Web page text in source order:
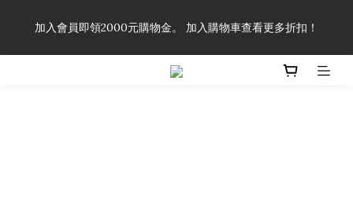
享有弦線、配件終生89折優惠！
加入會員即領2000元購物金。 加入購物車查看更多折扣！
「一生弦命！」單筆購買弦線、配件滿$999（不含運費），即可